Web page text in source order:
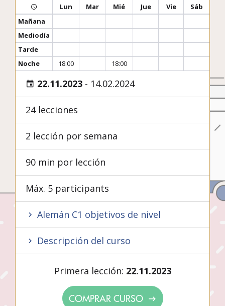
Lun Mar Mié Jue Vie
Sáb
Mañana
Mediodía
Tarde
Noche
18:00 18:00
22.11.2023 - 14.02.2024
24 lecciones
2 lección por semana
90 min por lección
Máx. 5 participants
Alemán C1 objetivos de nivel
Descripción del curso
Primera lección: 22.11.2023
COMPRAR CURSO